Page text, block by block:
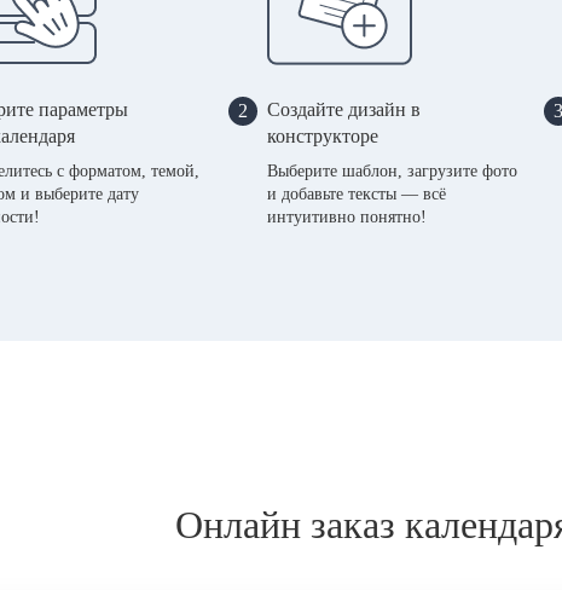
параметры
с форматом, темой,
и выберите дату
2
Создайте дизайн в
конструкторе
Выберите шаблон, загрузите фото
и добавьте тексты — всё
интуитивно понятно!
3
Онлайн заказ